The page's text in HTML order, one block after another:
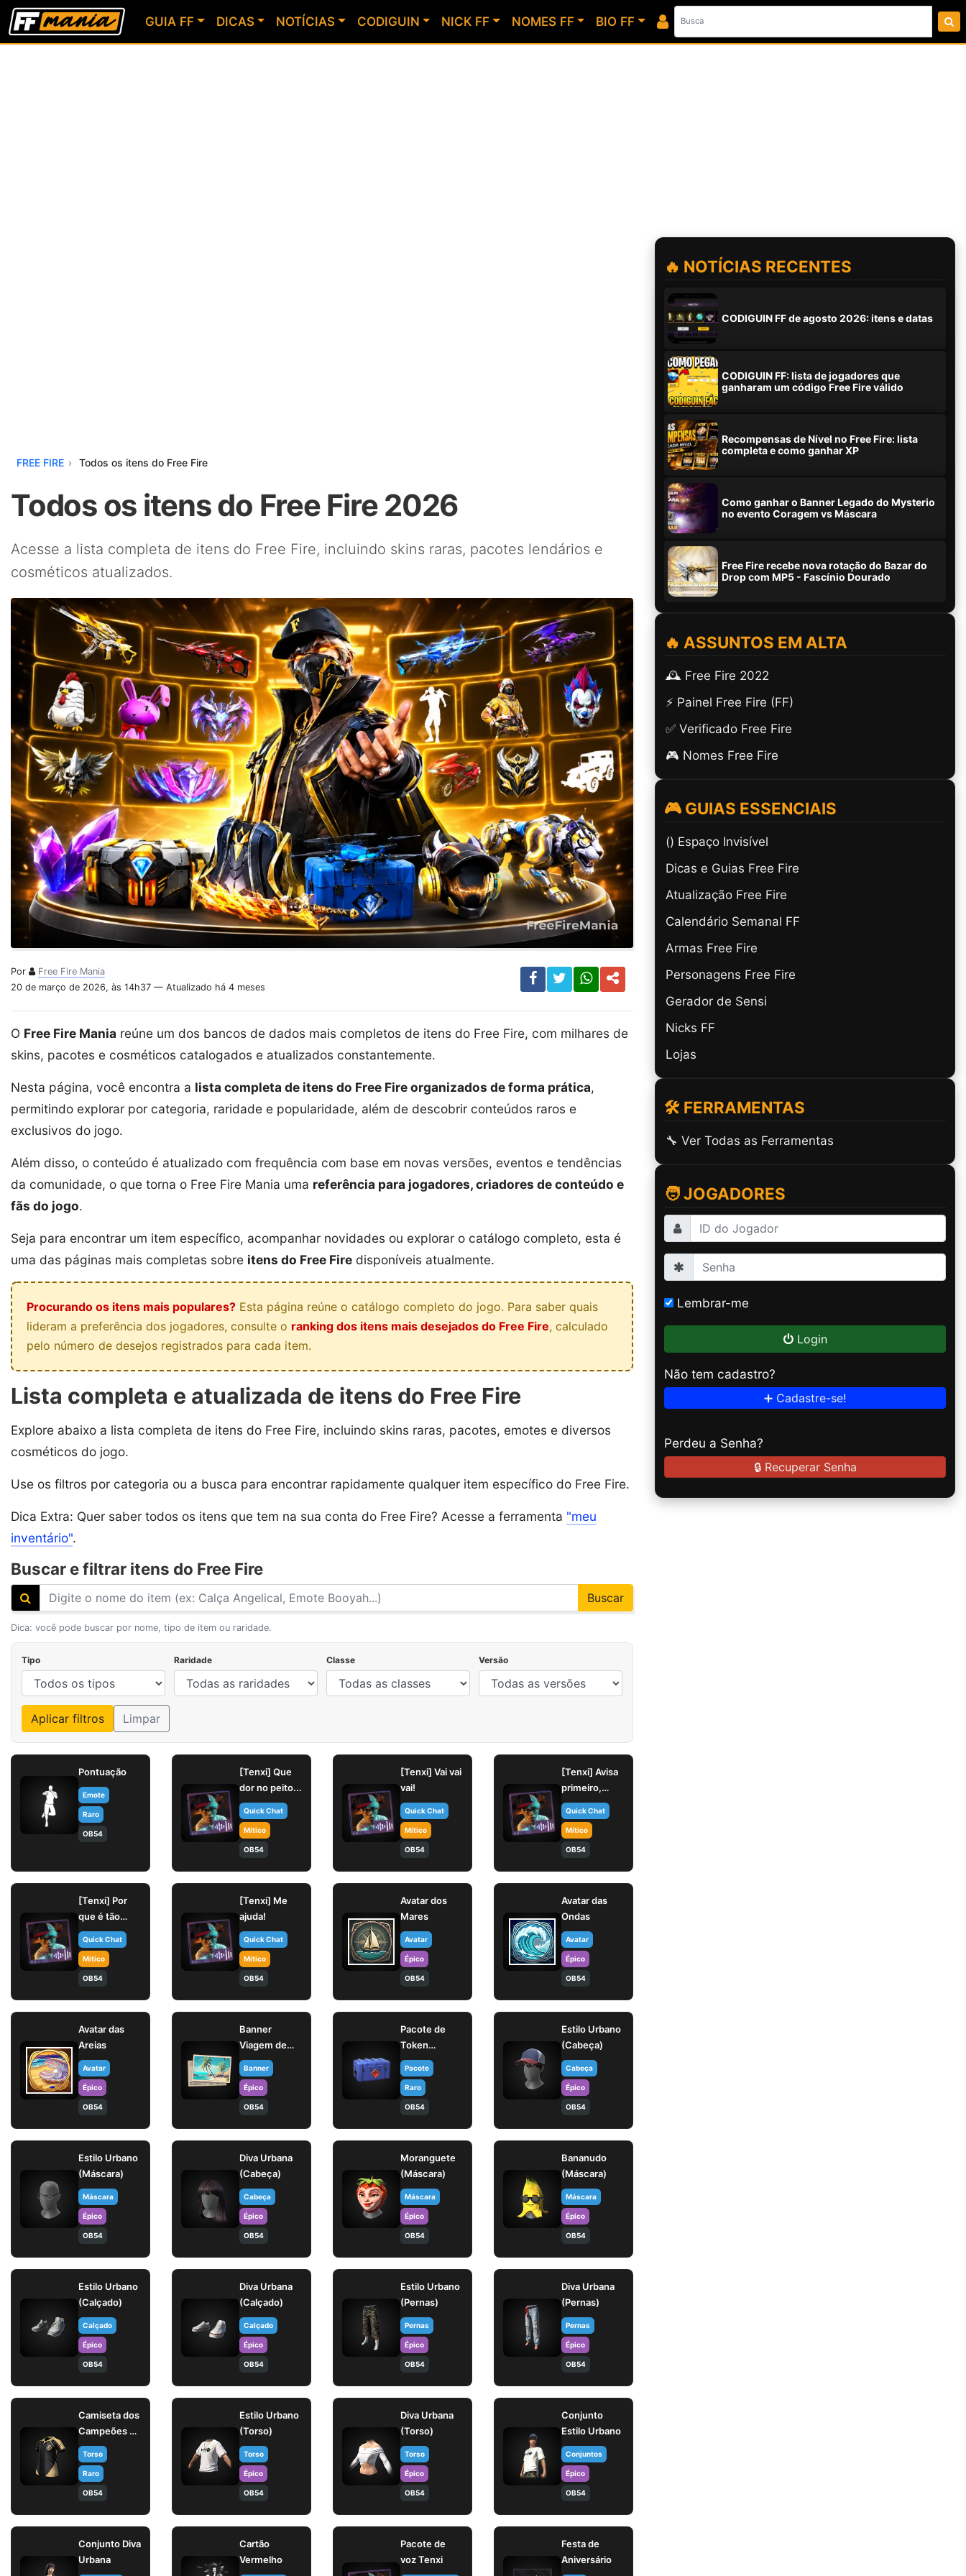
GUIA FF DICAS NOTÍCIAS CODIGUIN NICK FF NOMES FF BIO FF
FREE FIRE Todos os itens do Free Fire
Todos os itens do Free Fire 2026
Acesse a lista completa de itens do Free Fire, incluindo skins raras, pacotes lendários e
cosméticos atualizados.
Por
Free Fire Mania
20 de março de 2026, às 14h37 — Atualizado há 4 meses
O Free Fire Mania reúne um dos bancos de dados mais completos de itens do Free Fire, com milhares de
skins, pacotes e cosméticos catalogados e atualizados constantemente.
Nesta página, você encontra a lista completa de itens do Free Fire organizados de forma prática,
permitindo explorar por categoria, raridade e popularidade, além de descobrir conteúdos raros e
exclusivos do jogo.
Além disso, o conteúdo é atualizado com frequência com base em novas versões, eventos e tendências
da comunidade, o que torna o Free Fire Mania uma referência para jogadores, criadores de conteúdo e
fãs do jogo.
Seja para encontrar um item específico, acompanhar novidades ou explorar o catálogo completo, esta é
uma das páginas mais completas sobre itens do Free Fire disponíveis atualmente.
Procurando os itens mais populares? Esta página reúne o catálogo completo do jogo. Para saber quais
lideram a preferência dos jogadores, consulte o ranking dos itens mais desejados do Free Fire, calculado
pelo número de desejos registrados para cada item.
Lista completa e atualizada de itens do Free Fire
Explore abaixo a lista completa de itens do Free Fire, incluindo skins raras, pacotes, emotes e diversos
cosméticos do jogo.
Use os filtros por categoria ou a busca para encontrar rapidamente qualquer item específico do Free Fire.
Dica Extra: Quer saber todos os itens que tem na sua conta do Free Fire? Acesse a ferramenta "meu
inventário".
Buscar e filtrar itens do Free Fire
Buscar
Dica: você pode buscar por nome, tipo de item ou raridade.
Tipo Raridade Classe Versão
Aplicar filtros Limpar
Pontuação
Emote
Raro
OB54
[Tenxi] Que
dor no peito...
Quick Chat
Mítico
OB54
[Tenxi] Vai vai
vai!
Quick Chat
Mítico
OB54
[Tenxi] Avisa
primeiro,
amigão!
Quick Chat
Mítico
OB54
[Tenxi] Por
que é tão
fácil?
Quick Chat
Mítico
OB54
[Tenxi] Me
ajuda!
Quick Chat
Mítico
OB54
Avatar dos
Mares
Avatar
Épico
OB54
Avatar das
Ondas
Avatar
Épico
OB54
Avatar das
Areias
Avatar
Épico
OB54
Banner
Viagem de
Verão
Banner
Épico
OB54
Pacote de
Token
Fragmentos
da Fênix
(AUG)
Pacote
Raro
OB54
Estilo Urbano
(Cabeça)
Cabeça
Épico
OB54
Estilo Urbano
(Máscara)
Máscara
Épico
OB54
Diva Urbana
(Cabeça)
Cabeça
Épico
OB54
Moranguete
(Máscara)
Máscara
Épico
OB54
Bananudo
(Máscara)
Máscara
Épico
OB54
Estilo Urbano
(Calçado)
Calçado
Épico
OB54
Diva Urbana
(Calçado)
Calçado
Épico
OB54
Estilo Urbano
(Pernas)
Pernas
Épico
OB54
Diva Urbana
(Pernas)
Pernas
Épico
OB54
Camiseta dos
Campeões da
EWC 2026
Torso
Raro
OB54
Estilo Urbano
(Torso)
Torso
Épico
OB54
Diva Urbana
(Torso)
Torso
Épico
OB54
Conjunto
Estilo Urbano
Conjuntos
Épico
OB54
Conjunto Diva
Urbana
Cartão
Vermelho
Pacote de
voz Tenxi
Festa de
Aniversário
🔥 NOTÍCIAS RECENTES
CODIGUIN FF de agosto 2026: itens e datas
CODIGUIN FF: lista de jogadores que
ganharam um código Free Fire válido
Recompensas de Nível no Free Fire: lista
completa e como ganhar XP
Como ganhar o Banner Legado do Mysterio
no evento Coragem vs Máscara
Free Fire recebe nova rotação do Bazar do
Drop com MP5 - Fascínio Dourado
🔥 ASSUNTOS EM ALTA
🕰️ Free Fire 2022
⚡ Painel Free Fire (FF)
✅ Verificado Free Fire
🎮 Nomes Free Fire
🎮 GUIAS ESSENCIAIS
(ㅤ) Espaço Invisível
Dicas e Guias Free Fire
Atualização Free Fire
Calendário Semanal FF
Armas Free Fire
Personagens Free Fire
Gerador de Sensi
Nicks FF
Lojas
🛠️ FERRAMENTAS
🔧 Ver Todas as Ferramentas
🧑 JOGADORES
Lembrar-me
Login
Não tem cadastro?
➕ Cadastre-se!
Perdeu a Senha?
🔒 Recuperar Senha